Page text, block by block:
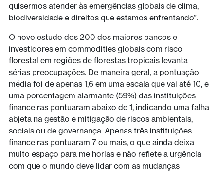
quisermos atender às emergências globais de clima,
biodiversidade e direitos que estamos enfrentando”.
O novo estudo dos 200 dos maiores bancos e
investidores em commodities globais com risco
florestal em regiões de florestas tropicais levanta
sérias preocupações. De maneira geral, a pontuação
média foi de apenas 1,6 em uma escala que vai até 10, e
uma porcentagem alarmante (59%) das instituições
financeiras pontuaram abaixo de 1, indicando uma falha
abjeta na gestão e mitigação de riscos ambientais,
sociais ou de governança. Apenas três instituições
financeiras pontuaram 7 ou mais, o que ainda deixa
muito espaço para melhorias e não reflete a urgência
com que o mundo deve lidar com as mudanças